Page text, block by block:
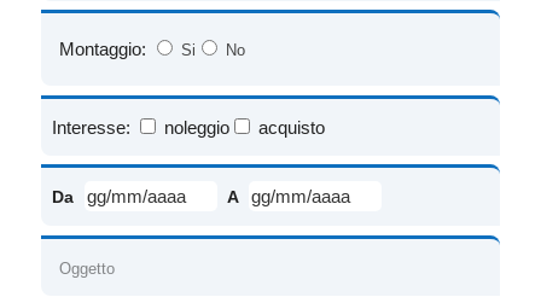
Montaggio: Si No
Interesse: noleggio acquisto
Da A